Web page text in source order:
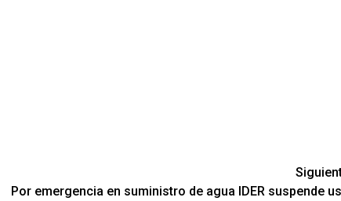
Por emergencia en suministro de agua IDER suspende